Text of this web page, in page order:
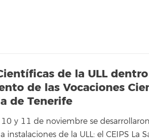
de la ULL
de las Vocaciones
de Tenerife
10 y 11 de noviembre se
instalaciones de la ULL: el CEIPS La